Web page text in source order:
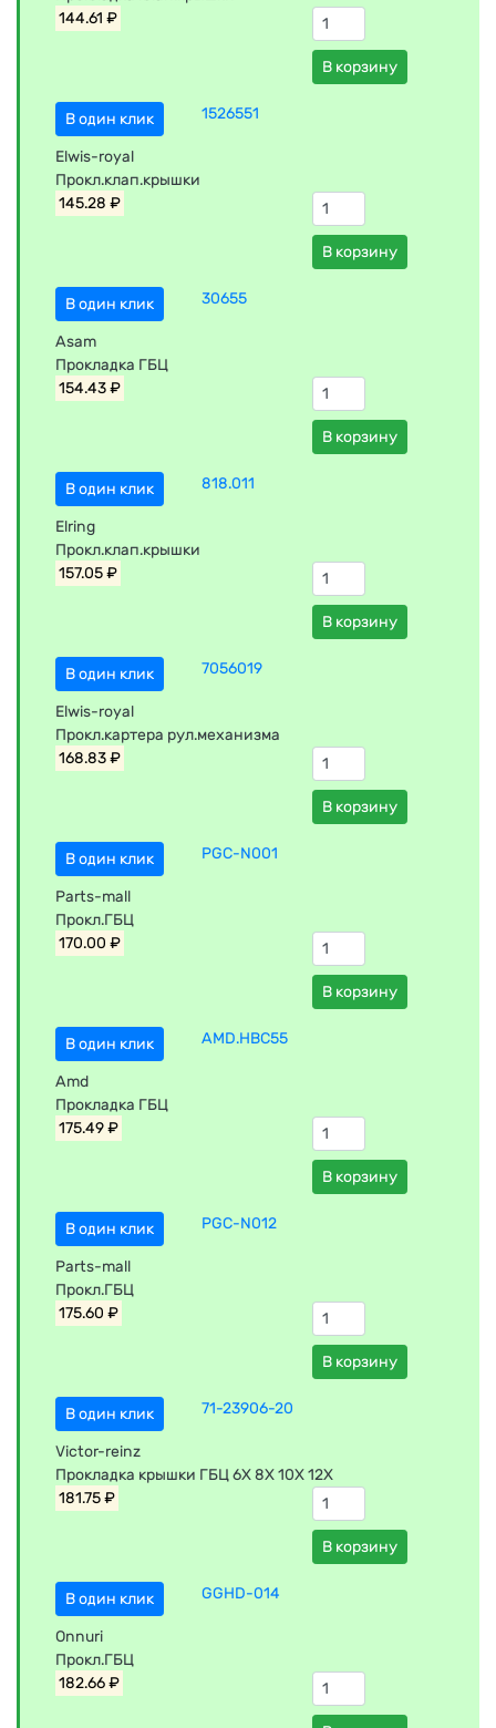
144.61 ₽
В корзину
В один клик 1526551
Elwis-royal
Прокл.клап.крышки
145.28 ₽
В корзину
В один клик 30655
Asam
Прокладка ГБЦ
154.43 ₽
В корзину
В один клик 818.011
Elring
Прокл.клап.крышки
157.05 ₽
В корзину
В один клик 7056019
Elwis-royal
Прокл.картера рул.механизма
168.83 ₽
В корзину
В один клик PGC-N001
Parts-mall
Прокл.ГБЦ
170.00 ₽
В корзину
В один клик AMD.HBC55
Amd
Прокладка ГБЦ
175.49 ₽
В корзину
В один клик PGC-N012
Parts-mall
Прокл.ГБЦ
175.60 ₽
В корзину
В один клик 71-23906-20
Victor-reinz
Прокладка крышки ГБЦ 6Х 8Х 10Х 12Х
181.75 ₽
В корзину
В один клик GGHD-014
Onnuri
Прокл.ГБЦ
182.66 ₽